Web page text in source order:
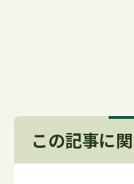
この記事に